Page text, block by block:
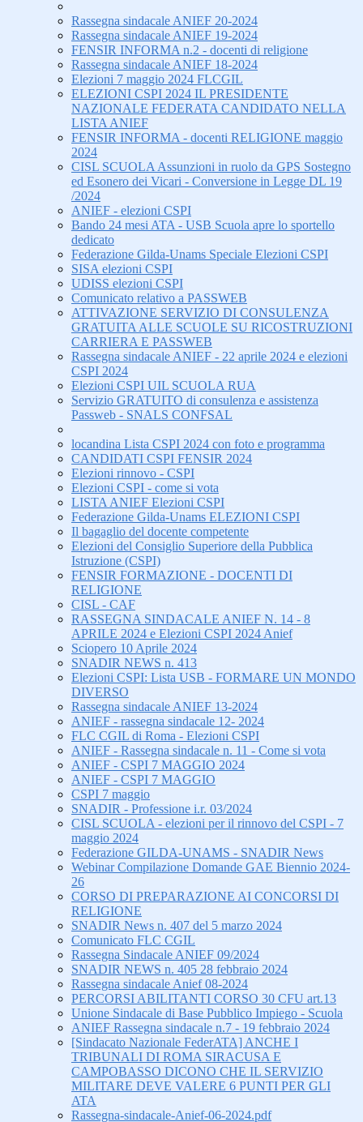
Rassegna sindacale ANIEF 20-2024
Rassegna sindacale ANIEF 19-2024
FENSIR INFORMA n.2 - docenti di religione
Rassegna sindacale ANIEF 18-2024
Elezioni 7 maggio 2024 FLCGIL
ELEZIONI CSPI 2024 IL PRESIDENTE
NAZIONALE FEDERATA CANDIDATO NELLA
LISTA ANIEF
FENSIR INFORMA - docenti RELIGIONE maggio
2024
CISL SCUOLA Assunzioni in ruolo da GPS Sostegno
ed Esonero dei Vicari - Conversione in Legge DL 19
/2024
ANIEF - elezioni CSPI
Bando 24 mesi ATA - USB Scuola apre lo sportello
dedicato
Federazione Gilda-Unams Speciale Elezioni CSPI
SISA elezioni CSPI
UDISS elezioni CSPI
Comunicato relativo a PASSWEB
ATTIVAZIONE SERVIZIO DI CONSULENZA
GRATUITA ALLE SCUOLE SU RICOSTRUZIONI
CARRIERA E PASSWEB
Rassegna sindacale ANIEF - 22 aprile 2024 e elezioni
CSPI 2024
Elezioni CSPI UIL SCUOLA RUA
Servizio GRATUITO di consulenza e assistenza
Passweb - SNALS CONFSAL
locandina Lista CSPI 2024 con foto e programma
CANDIDATI CSPI FENSIR 2024
Elezioni rinnovo - CSPI
Elezioni CSPI - come si vota
LISTA ANIEF Elezioni CSPI
Federazione Gilda-Unams ELEZIONI CSPI
Il bagaglio del docente competente
Elezioni del Consiglio Superiore della Pubblica
Istruzione (CSPI)
FENSIR FORMAZIONE - DOCENTI DI
RELIGIONE
CISL - CAF
RASSEGNA SINDACALE ANIEF N. 14 - 8
APRILE 2024 e Elezioni CSPI 2024 Anief
Sciopero 10 Aprile 2024
SNADIR NEWS n. 413
Elezioni CSPI: Lista USB - FORMARE UN MONDO
DIVERSO
Rassegna sindacale ANIEF 13-2024
ANIEF - rassegna sindacale 12- 2024
FLC CGIL di Roma - Elezioni CSPI
ANIEF - Rassegna sindacale n. 11 - Come si vota
ANIEF - CSPI 7 MAGGIO 2024
ANIEF - CSPI 7 MAGGIO
CSPI 7 maggio
SNADIR - Professione i.r. 03/2024
CISL SCUOLA - elezioni per il rinnovo del CSPI - 7
maggio 2024
Federazione GILDA-UNAMS - SNADIR News
Webinar Compilazione Domande GAE Biennio 2024-
26
CORSO DI PREPARAZIONE AI CONCORSI DI
RELIGIONE
SNADIR News n. 407 del 5 marzo 2024
Comunicato FLC CGIL
Rassegna Sindacale ANIEF 09/2024
SNADIR NEWS n. 405 28 febbraio 2024
Rassegna sindacale Anief 08-2024
PERCORSI ABILITANTI CORSO 30 CFU art.13
Unione Sindacale di Base Pubblico Impiego - Scuola
ANIEF Rassegna sindacale n.7 - 19 febbraio 2024
[Sindacato Nazionale FederATA] ANCHE I
TRIBUNALI DI ROMA SIRACUSA E
CAMPOBASSO DICONO CHE IL SERVIZIO
MILITARE DEVE VALERE 6 PUNTI PER GLI
ATA
Rassegna-sindacale-Anief-06-2024.pdf